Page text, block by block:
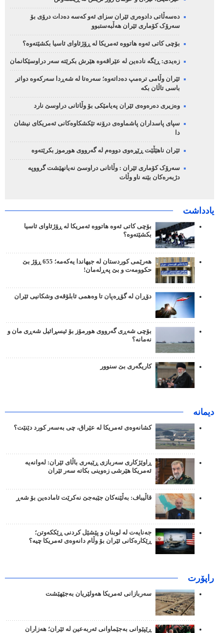
دەسەڵاتی دادوەری ئێران سزای ئەو کەسە دەدات درۆی بۆ
سەرۆک کۆماری ئێران هەڵبەستبوو
بۆچی کاتی ئەوە هاتووە ئەمریکا لە ڕۆژئاوای ئاسیا بکشێتەوە؟
زەیدی: ڕێگە نادەین لە عێراقەوە هێرش بکرێتە سەر دراوسێکانمان
ئێران وڵامی ترەمپ دەداتەوە؛ سەرەتا لە شەڕدا سەرکەوە دواتر
باسی تاڵان بکە
وەزیری دەرەوەی ئێران پەیامێکی بۆ وڵاتانی دراوسێ نارد
سپای پاسداران پاشماوەی درۆنە تێکشکاوەکانی ئەمریکای نیشان
دا
ئێران ناهێڵێت ڕێڕەوی دووەم لە گەرووی هورموز بکرێتەوە
سەرۆک کۆماری ئێران : وڵاتانی دراوسێ نەیانهێشت گرووپە
دژبەرەکان بێنە ناو وڵات
یادداشت
بۆچی کاتی ئەوە هاتووە ئەمریکا لە ڕۆژئاوای ئاسیا
بکشێتەوە؟
هەرێمی کوردستان لە جیهاندا یەکەمە؛ 655 ڕۆژ بێ
حکوومەت و بێ پەڕلەمان!
دۆڕان لە گۆڕەپان تا وەهمی ئابلۆقەی وشکانیی ئێران
بۆچی شەڕی گەرووی هورمۆز بۆ ئیسڕائیل شەڕی مان و
نەمانە؟
کاریگەری بێ سنوور
دیمانە
کشانەوەی ئەمریکا لە عێراق، چی بەسەر کورد دێنێت؟
ڕاوێژکاری سەربازی ڕێبەری باڵای ئێران: لەوانەیە
ئەمریکا هێرشی زەوینی بکاتە سەر ئێران
قاڵیباف: بەڵێنەکان جێبەجێ نەکرێت ئامادەین بۆ شەڕ
جەنایەت لە لوبنان و پێشێل کردنی ڕێککەوتن؛
ڕێکارەکانی ئێران بۆ وڵام دانەوەی ئەمریکا چیە؟
راپۆرت
سەربازانی ئەمریکا هەولێریان بەجێهێشت
ڕێپێوانی بەجێماوانی ئەربەعین لە ئێران؛ هەزاران